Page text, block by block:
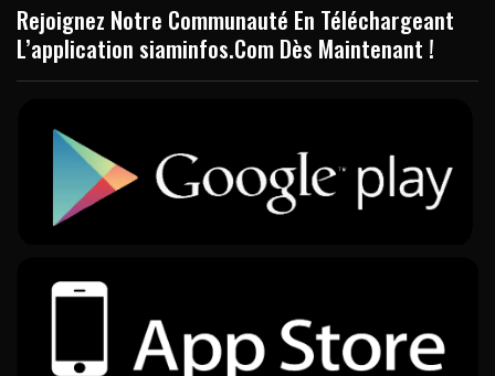
Rejoignez Notre Communauté En Téléchargeant
L’application siaminfos.Com Dès Maintenant !